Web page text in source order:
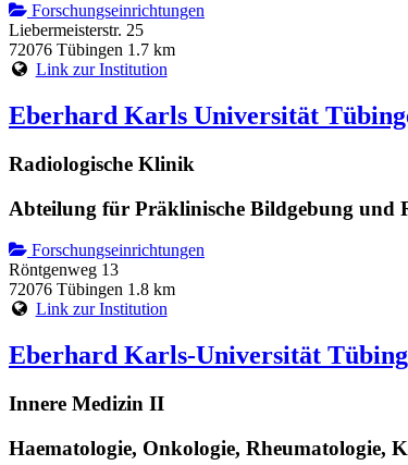
Forschungseinrichtungen
Liebermeisterstr. 25
72076 Tübingen 1.7 km
Link zur Institution
Eberhard Karls Universität
Radiologische Klinik
Abteilung für Präklinische Bildgebung und
Forschungseinrichtungen
Röntgenweg 13
72076 Tübingen 1.8 km
Link zur Institution
Eberhard Karls-Universität
Innere Medizin II
Haematologie, Onkologie, Rheumatologie,